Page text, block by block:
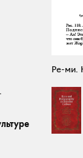
Ре-ми.